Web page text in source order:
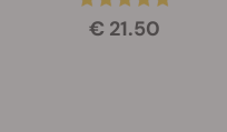
€ 21.50